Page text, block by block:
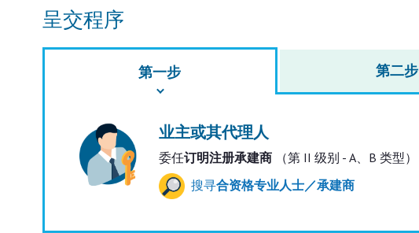
呈交程序
第一步 第二步
业主或其代理人
委任订明注册承建商（第 II 级别 - A、B 类型）
搜寻合资格专业人士／承建商